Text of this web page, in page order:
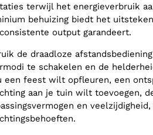
terwijl het energieverbruik
behuizing biedt het
output garandeert.
de draadloze
te schakelen en de
een feest wilt opfleuren, een
aan je tuin wilt toevoegen,
en